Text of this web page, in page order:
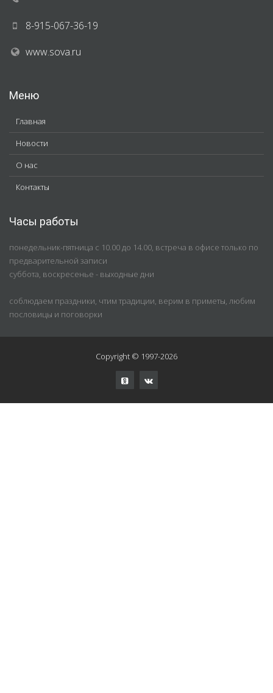
8-915-067-36-19
www.sova.ru
Меню
Главная
Новости
О нас
Контакты
Часы работы
понедельник-пятница с 10.00 до 14.00, встреча в офисе только по
предварительной записи
суббота, воскресенье - выходные дни
соблюдаем праздники, чтим традиции, верим в приметы, любим
пословицы и поговорки
Copyright © 1997-2026